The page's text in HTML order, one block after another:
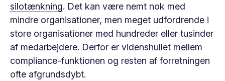
silotænkning. Det kan være nemt nok med
mindre organisationer, men meget udfordrende i
store organisationer med hundreder eller tusinder
af medarbejdere. Derfor er videnshullet mellem
compliance-funktionen og resten af forretningen
ofte afgrundsdybt.